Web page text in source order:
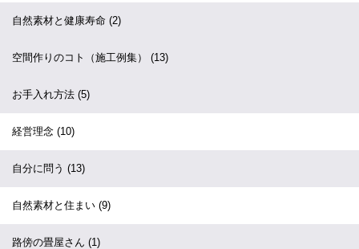
自然素材と健康寿命 (2)
空間作りのコト（施工例集） (13)
お手入れ方法 (5)
経営理念 (10)
自分に問う (13)
自然素材と住まい (9)
路傍の畳屋さん (1)